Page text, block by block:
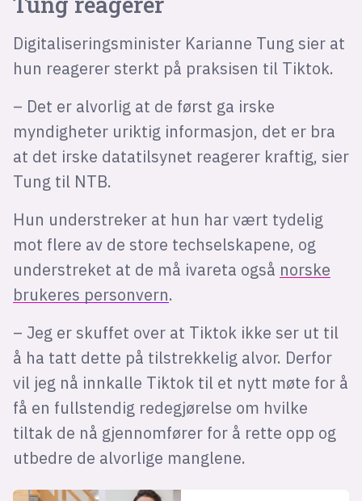
Digitaliseringsminister Karianne Tung sier at
hun reagerer sterkt på praksisen til Tiktok.
– Det er alvorlig at de først ga irske
myndigheter uriktig informasjon, det er bra
at det irske datatilsynet reagerer kraftig, sier
Tung til NTB.
Hun understreker at hun har vært tydelig
mot flere av de store techselskapene, og
understreket at de må ivareta også norske
brukeres personvern.
– Jeg er skuffet over at Tiktok ikke ser ut til
å ha tatt dette på tilstrekkelig alvor. Derfor
vil jeg nå innkalle Tiktok til et nytt møte for å
få en fullstendig redegjørelse om hvilke
tiltak de nå gjennomfører for å rette opp og
utbedre de alvorlige manglene.